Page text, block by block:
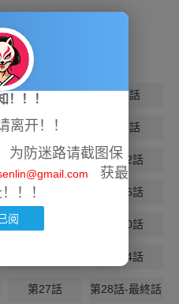
架
第3話 第4話
第7話 第8話
第11話 第12話
第15話 第16話
第20話
第24話
第27話 第28話-最終話（
！！！
离开！！
为防迷路请截图保
获最
！！
阅